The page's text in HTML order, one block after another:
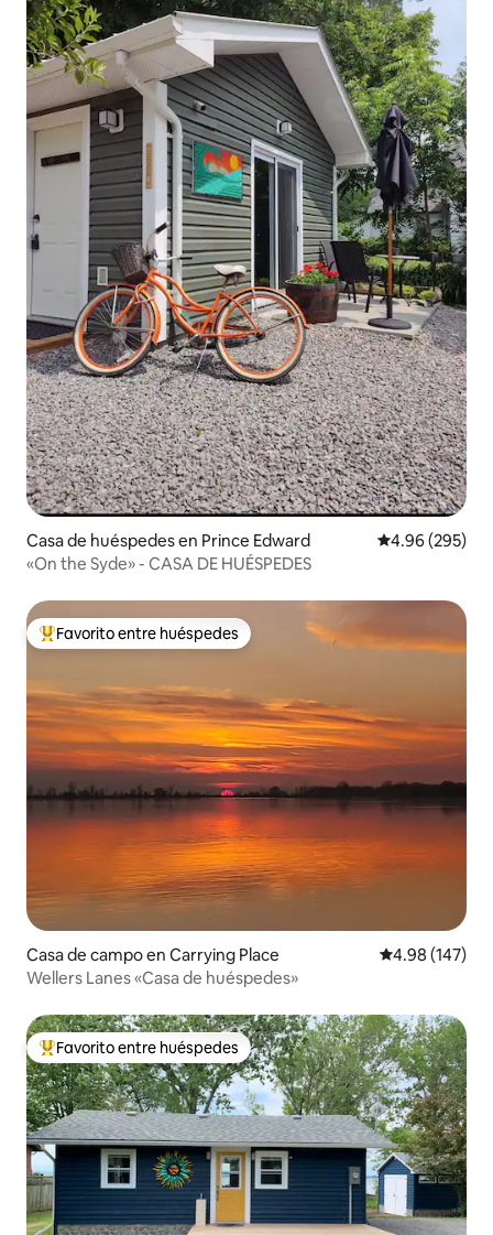
Casa de huéspedes en Prince Edward Calificación
4.96 (295)
«On the Syde» - CASA DE HUÉSPEDES
De los mejores en Favorito entre huéspedes
Favorito entre huéspedes
Casa de campo en Carrying Place Calificación
4.98 (147)
Wellers Lanes «Casa de huéspedes»
De los mejores en Favorito entre huéspedes
Favorito entre huéspedes